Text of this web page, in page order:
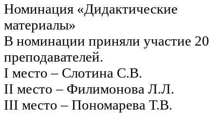
Номинация «Дидактические
материалы»
В номинации приняли участие 20
преподавателей.
I место – Слотина С.В.
II место – Филимонова Л.Л.
III место – Пономарева Т.В.